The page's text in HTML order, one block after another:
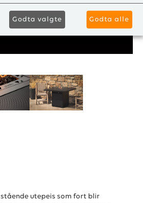
utepeis som fort blir
Godta valgte Godta alle